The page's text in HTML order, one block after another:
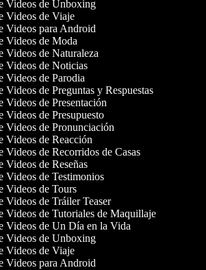
Videos de Unboxing
Videos de Viaje
Videos para Android
Videos de Moda
Videos de Naturaleza
Videos de Noticias
Videos de Parodia
Videos de Preguntas y Respuestas
Videos de Presentación
Videos de Presupuesto
Videos de Pronunciación
Videos de Reacción
Videos de Recorridos de Casas
Videos de Reseñas
Videos de Testimonios
Videos de Tours
Videos de Tráiler Teaser
Videos de Tutoriales de Maquillaje
Videos de Un Día en la Vida
Videos de Unboxing
Videos de Viaje
Videos para Android